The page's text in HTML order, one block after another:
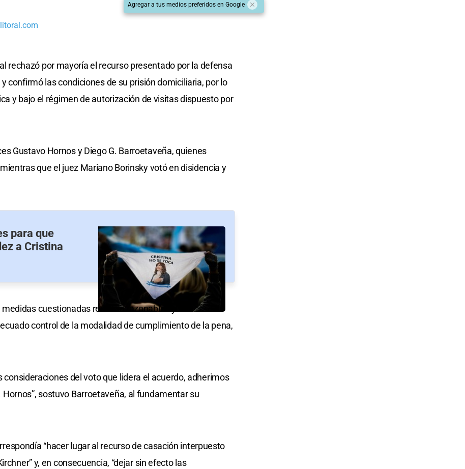
Agregar a tus medios preferidos en Google
rechazó por mayoría el recurso presentado por la defensa
y confirmó las condiciones de su prisión domiciliaria, por lo
y bajo el régimen de autorización de visitas dispuesto por
Gustavo Hornos y Diego G. Barroetaveña, quienes
que el juez Mariano Borinsky votó en disidencia y
para que
a Cristina
cuestionadas resultan razonables y
control de la modalidad de cumplimiento de la pena,
consideraciones del voto que lidera el acuerdo, adherimos
sostuvo Barroetaveña, al fundamentar su
“hacer lugar al recurso de casación interpuesto
y, en consecuencia, “dejar sin efecto las